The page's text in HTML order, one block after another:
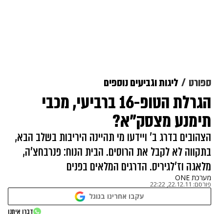
ספורט ליגות וגביעים נוספים
הגרלת הטופ-16 ברביעי, מכבי
תימנע מצסק"א?
הצהובים בדרג ב' ויידעו מי תהיינה היריבות בשלב הבא,
בתקווה לא לקבל את הרוסים. הבית הנוח: פנרבחצ'ה,
מלאגה וז'לגיריס. הדרגים המלאים בפנים
מערכת ONE
פורסם: 22.12.11, 22:22
עקבו אחרינו בגוגל
דברו איתנו